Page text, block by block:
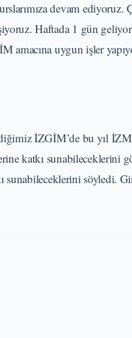
devam ediyoruz.
Haftada 1 gün
amacına uygun işler
İZGİM’de bu yıl
katkı sunabileceklerini
sunabileceklerini söyledi.